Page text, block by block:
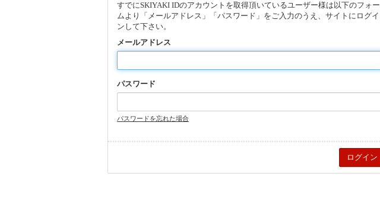
すでにSKIYAKI IDのアカウントを取得頂いているユーザー様は以下のフォー
ムより「メールアドレス」「パスワード」をご入力のうえ、サイトにログイ
ンして下さい。
メールアドレス
パスワード
パスワードを忘れた場合